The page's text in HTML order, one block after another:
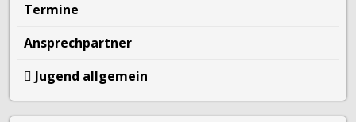
Termine
Ansprechpartner
Jugend allgemein